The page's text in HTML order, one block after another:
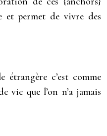
et permet de vivre des
étrangère c’est comme
vie que l’on n’a jamais